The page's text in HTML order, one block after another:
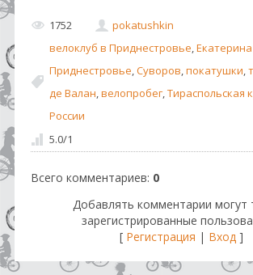
1752
pokatushkin
велоклуб в Приднестровье Екатерина
Приднестровье Суворов покатушки
де Валан велопробег Тираспольская
России
5.0/1
Всего комментариев: 0
Добавлять комментарии могут
зарегистрированные
[ Регистрация | Вход]